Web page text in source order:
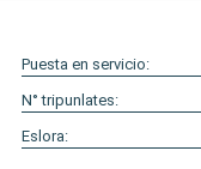
Puesta en servicio:
N° tripunlates:
Eslora: